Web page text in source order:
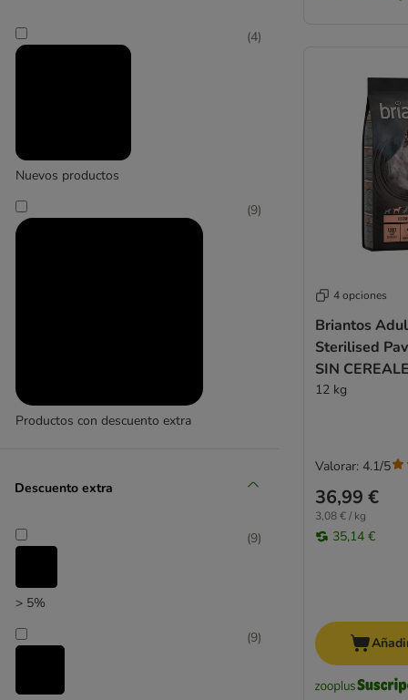
Eukanuba
Nuevos productos
(4)
Productos con descuento extra
(9)
Descuento extra
> 5%
(9)
(9)
4 opciones
Briantos
Sterilised
SIN
12 kg
36,99 €
3,08 € / kg
35,14 €
Valorar: 4.1/5